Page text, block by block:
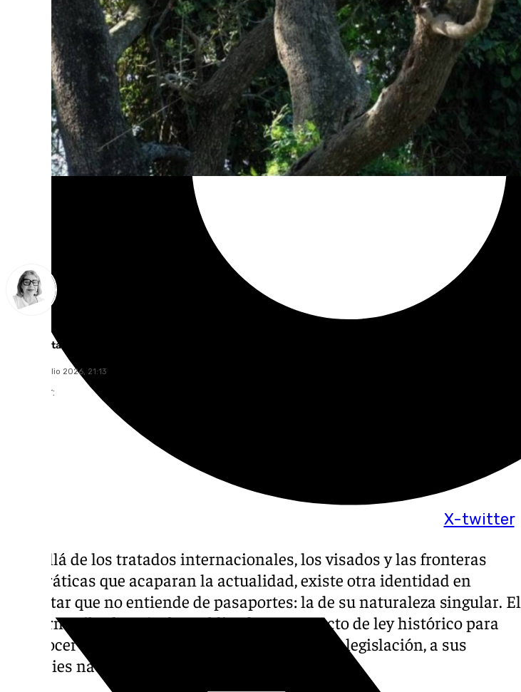
X-twitter
Ana Villalta
viernes, 3 julio 2026, 21:13
Compartir:
Más allá de los tratados internacionales, los visados y las fronteras
burocráticas que acaparan la actualidad, existe otra identidad en
Gibraltar que no entiende de pasaportes: la de su naturaleza singular. El
Gobierno gibraltareño ha publicado un proyecto de ley histórico para
reconocer oficialmente, y por primera vez en su legislación, a sus
«especies nacionales»».